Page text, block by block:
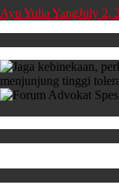
Ayu Yulia YangJuly 2,